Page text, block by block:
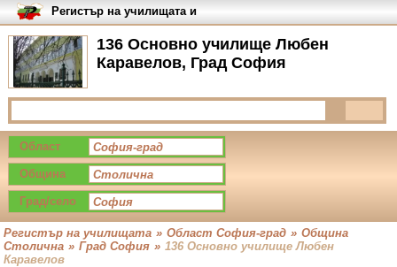
136 Основно училище Любен
Каравелов, Град София
Регистър на училищата и
университетите в България
Област
Община
Град/село
Регистър на училищата » Област София-град » Община
Столична » Град София » 136 Основно училище Любен
Каравелов